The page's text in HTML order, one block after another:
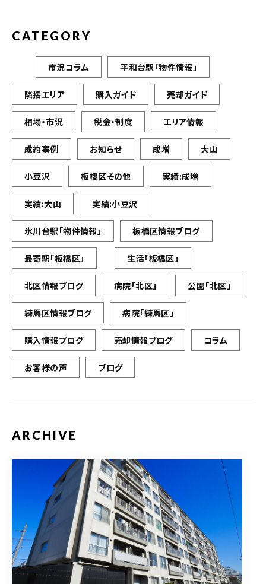
CATEGORY
市況コラム 平和台駅「物件情報」
隣接エリア 購入ガイド 売却ガイド
相場・市況 税金・制度 エリア情報
成約事例 お知らせ 成増 大山
小豆沢 板橋区その他 実績:成増
実績:大山 実績:小豆沢
氷川台駅「物件情報」 板橋区情報ブログ
最寄駅「板橋区」 生活「板橋区」
北区情報ブログ 病院「北区」 公園「北区」
練馬区情報ブログ 病院「練馬区」
購入情報ブログ 売却情報ブログ コラム
お客様の声 ブログ
ARCHIVE